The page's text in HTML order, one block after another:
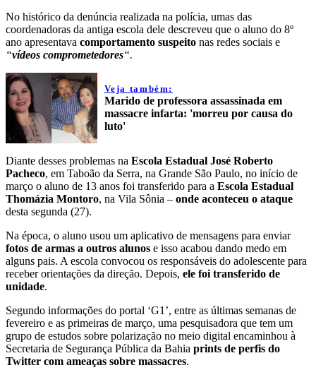
No histórico da denúncia realizada na polícia, umas das
coordenadoras da antiga escola dele descreveu que o aluno do 8º
ano apresentava comportamento suspeito nas redes sociais e
“vídeos comprometedores“.
Veja também:
Marido de professora assassinada em
massacre infarta: 'morreu por causa do
luto'
Diante desses problemas na Escola Estadual José Roberto
Pacheco, em Taboão da Serra, na Grande São Paulo, no início de
março o aluno de 13 anos foi transferido para a Escola Estadual
Thomázia Montoro, na Vila Sônia – onde aconteceu o ataque
desta segunda (27).
Na época, o aluno usou um aplicativo de mensagens para enviar
fotos de armas a outros alunos e isso acabou dando medo em
alguns pais. A escola convocou os responsáveis do adolescente para
receber orientações da direção. Depois, ele foi transferido de
unidade.
Segundo informações do portal ‘G1’, entre as últimas semanas de
fevereiro e as primeiras de março, uma pesquisadora que tem um
grupo de estudos sobre polarização no meio digital encaminhou à
Secretaria de Segurança Pública da Bahia prints de perfis do
Twitter com ameaças sobre massacres.